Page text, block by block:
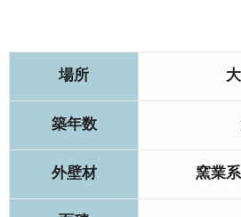
場所
築年数
外壁材 窯業